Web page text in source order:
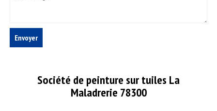
Société de peinture sur tuiles La
Maladrerie 78300